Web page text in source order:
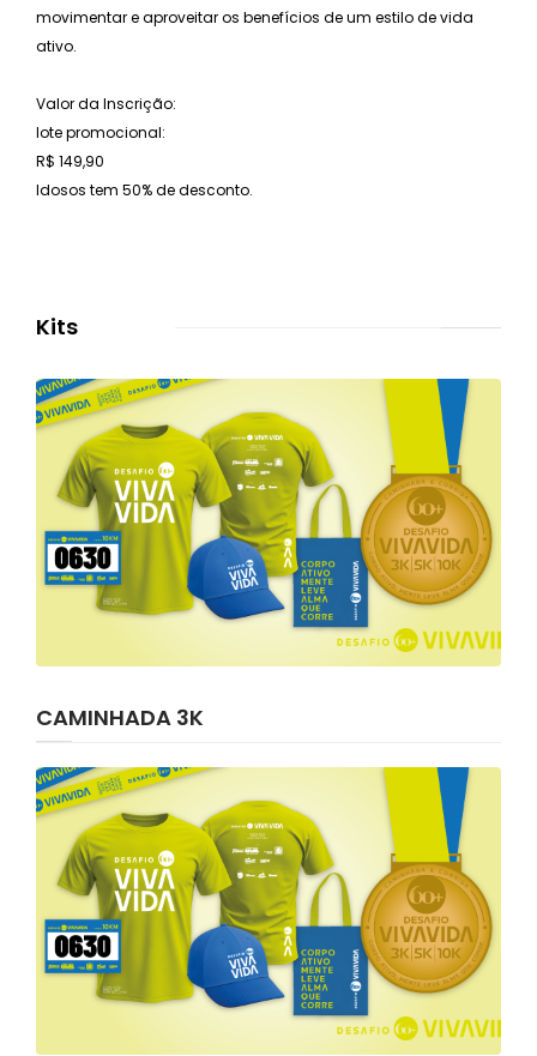
movimentar e aproveitar os benefícios de um estilo de vida
ativo.
Valor da Inscrição:
lote promocional:
R$ 149,90
Idosos tem 50% de desconto.
Kits
CAMINHADA 3K